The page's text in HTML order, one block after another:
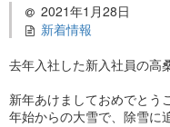
2021年1月28日
新着情報
去年入社した新入社員の高
新年あけましておめでとう
年始からの大雪で、除雪に